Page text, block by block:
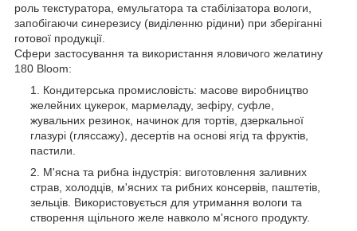
роль текстуратора, емульгатора та стабілізатора вологи,
запобігаючи синерезису (виділенню рідини) при зберіганні
готової продукції.
Сфери застосування та використання яловичого желатину
180 Bloom:
Кондитерська промисловість: масове виробництво
желейних цукерок, мармеладу, зефіру, суфле,
жувальних резинок, начинок для тортів, дзеркальної
глазурі (гляссажу), десертів на основі ягід та фруктів,
пастили.
М'ясна та рибна індустрія: виготовлення заливних
страв, холодців, м'ясних та рибних консервів, паштетів,
зельців. Використовується для утримання вологи та
створення щільного желе навколо м'ясного продукту.